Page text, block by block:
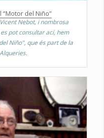
del Niño”
Nebot, i nombrosa
pot consultar ací, hem
Niño", que és part de la